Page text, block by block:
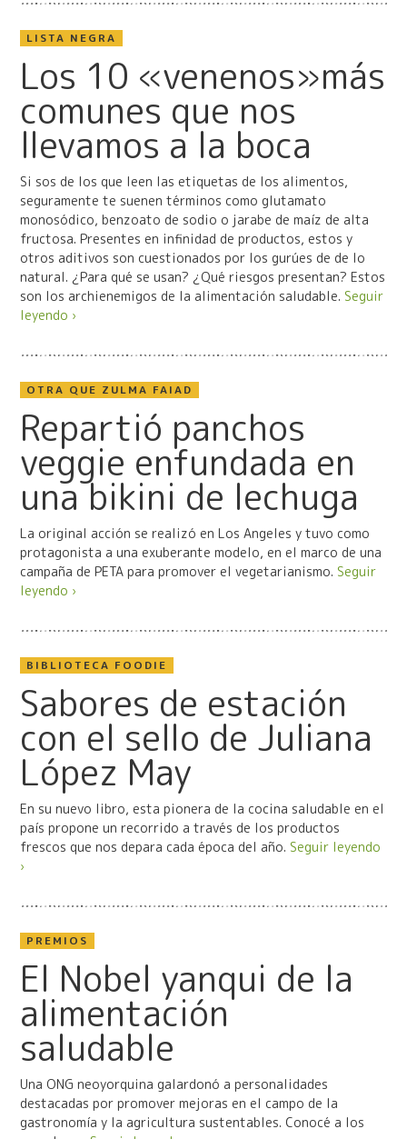
LISTA NEGRA
Los 10 «venenos»más
comunes que nos
llevamos a la boca
Si sos de los que leen las etiquetas de los alimentos,
seguramente te suenen términos como glutamato
monosódico, benzoato de sodio o jarabe de maíz de alta
fructosa. Presentes en infinidad de productos, estos y
otros aditivos son cuestionados por los gurúes de de lo
natural. ¿Para qué se usan? ¿Qué riesgos presentan? Estos
son los archienemigos de la alimentación saludable. Seguir
leyendo ›
OTRA QUE ZULMA FAIAD
Repartió panchos
veggie enfundada en
una bikini de lechuga
La original acción se realizó en Los Angeles y tuvo como
protagonista a una exuberante modelo, en el marco de una
campaña de PETA para promover el vegetarianismo. Seguir
leyendo ›
BIBLIOTECA FOODIE
Sabores de estación
con el sello de Juliana
López May
En su nuevo libro, esta pionera de la cocina saludable en el
país propone un recorrido a través de los productos
frescos que nos depara cada época del año. Seguir leyendo
›
PREMIOS
El Nobel yanqui de la
alimentación
saludable
Una ONG neoyorquina galardonó a personalidades
destacadas por promover mejoras en el campo de la
gastronomía y la agricultura sustentables. Conocé a los